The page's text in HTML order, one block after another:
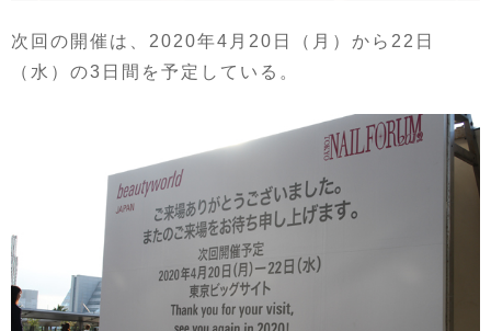
次回の開催は、2020年4月20日（月）から22日
（水）の3日間を予定している。